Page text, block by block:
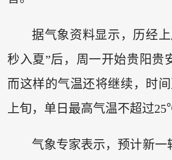
据气象资料显示，历经
秒入夏”后，周一开始贵阳贵
而这样的气温还将继续，时
上旬，单日最高气温不超过
气象专家表示，预计新一